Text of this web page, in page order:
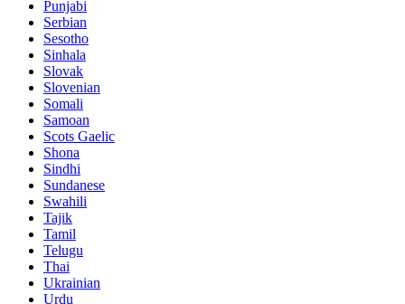
Punjabi
Serbian
Sesotho
Sinhala
Slovak
Slovenian
Somali
Samoan
Scots Gaelic
Shona
Sindhi
Sundanese
Swahili
Tajik
Tamil
Telugu
Thai
Ukrainian
Urdu